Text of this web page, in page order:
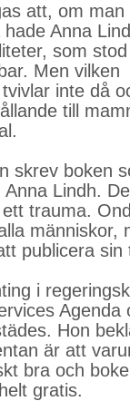
att, om man
Anna
som
Men vilken
inte då
till
skrev boken
Lindh.
trauma.
människor,
publicera sin
i
Agenda
Hon
är att
bra och
gratis.